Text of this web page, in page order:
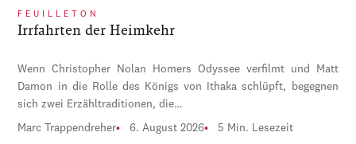
FEUILLETON
Irrfahrten der Heimkehr
Wenn Christopher Nolan Homers Odyssee verfilmt und Matt
Damon in die Rolle des Königs von Ithaka schlüpft, begegnen
sich zwei Erzähltraditionen, die…
Marc Trappendreher 6. August 2026 5 Min. Lesezeit